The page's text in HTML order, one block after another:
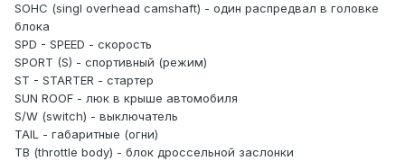
SOHC (singl overhead camshaft) - один распредвал в головке
блока
SPD - SPEED - скорость
SPORT (S) - спортивный (режим)
ST - STARTER - стартер
SUN ROOF - люк в крыше автомобиля
S/W (switch) - выключатель
TAIL - габаритные (огни)
ТВ (throttle body) - блок дроссельной заслонки